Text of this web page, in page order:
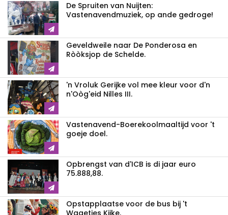
De Spruiten van Nuijten:
Vastenavendmuziek, op ande gedroge!
Geveldweile naar De Ponderosa en
Ròòksjop de Schelde.
'n Vroluk Gerijke vol mee kleur voor d'n
n'Oòg'eid Nilles III.
Vastenavend-Boerekoolmaaltijd voor 't
goeje doel.
Opbrengst van d'ICB is di jaar euro
75.888,88.
Opstapplaatse voor de bus bij 't